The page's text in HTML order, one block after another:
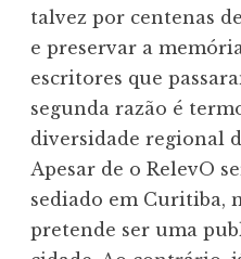
talvez por centenas
e preservar a
escritores que
segunda razão é
diversidade regional
Apesar de o RelevO
sediado em Curitiba,
pretende ser uma